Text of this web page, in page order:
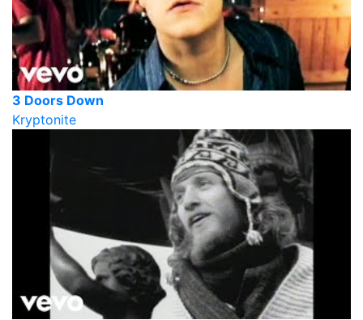
3 Doors Down
Kryptonite